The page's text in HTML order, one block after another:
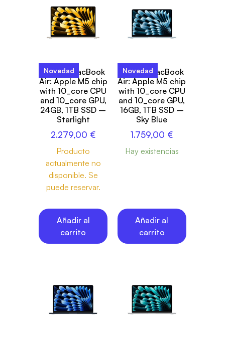
Novedad
15-inch MacBook
Air: Apple M5 chip
with 10_core CPU
and 10_core GPU,
24GB, 1TB SSD –
Starlight
2.279,00 €
Producto
actualmente no
disponible. Se
puede reservar.
Añadir al
carrito
Novedad
13-inch MacBook
Air: Apple M5 chip
with 10_core CPU
and 10_core GPU,
16GB, 1TB SSD –
Sky Blue
1.759,00 €
Hay existencias
Añadir al
carrito